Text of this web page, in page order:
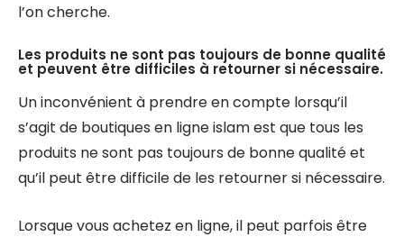
l’on cherche.
Les produits ne sont pas toujours de bonne qualité
et peuvent être difficiles à retourner si nécessaire.
Un inconvénient à prendre en compte lorsqu’il
s’agit de boutiques en ligne islam est que tous les
produits ne sont pas toujours de bonne qualité et
qu’il peut être difficile de les retourner si nécessaire.
Lorsque vous achetez en ligne, il peut parfois être